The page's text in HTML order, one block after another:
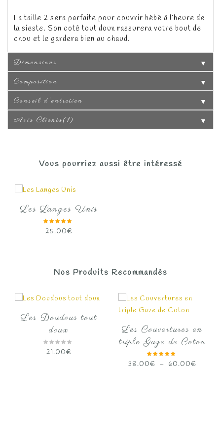
La taille 2 sera parfaite pour couvrir bébé à l’heure de
la sieste. Son coté tout doux rassurera votre bout de
chou et le gardera bien au chaud.
Dimensions ▼
Composition ▼
Conseil d'entretien ▼
Avis Clients(1) ▼
Vous pourriez aussi être intéressé
Les Langes Unis
25.00€
Nos Produits Recommandés
Les Doudous tout
doux
21.00€
Les Couvertures en
triple Gaze de Coton
38.00€ – 60.00€